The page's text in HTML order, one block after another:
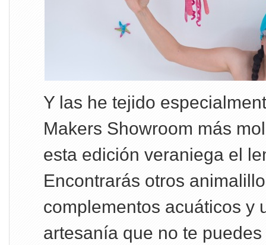
Y las he tejido
Makers Showroom más
esta edición veraniega el
Encontrarás otros
complementos acuáticos y
artesanía que no te puedes